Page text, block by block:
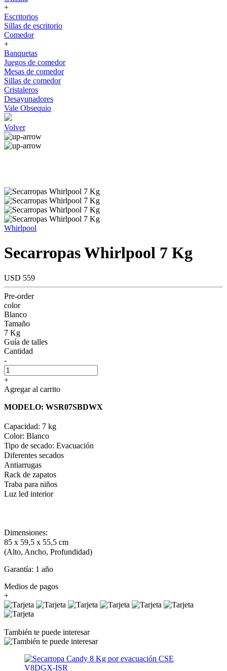
+
Escritorios
Sillas de escritorio
Comedor
+
Banquetas
Juegos de comedor
Mesas de comedor
Sillas de comedor
Cristaleros
Desayunadores
Vale Obsequio
Volver
Whirlpool
Secarropas Whirlpool 7 Kg
USD 559
Pre-order
color
Blanco
Tamaño
7 Kg
Guía de talles
Cantidad
-
+
Agregar al carrito
MODELO: WSR07SBDWX
Capacidad: 7 kg
Color: Blanco
Tipo de secado: Evacuación
Diferentes secados
Antiarrugas
Rack de zapatos
Traba para niños
Luz led interior
Dimensiones:
85 x 59,5 x 55,5 cm
(Alto, Ancho, Profundidad)
Garantía: 1 año
Medios de pagos
+
También te puede interesar